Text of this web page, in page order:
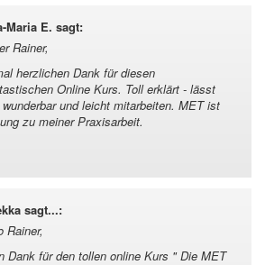
Maria E. sagt:
Rainer,
herzlichen Dank für diesen
Online Kurs. Toll erklärt - lässt
und leicht mitarbeiten. MET ist
zu meiner Praxisarbeit.
sagt...:
Rainer,
Dank für den tollen online Kurs " Die MET